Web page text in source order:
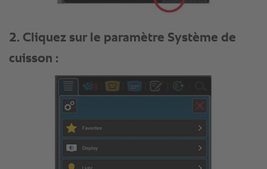
2. Cliquez sur le paramètre Système de
cuisson :